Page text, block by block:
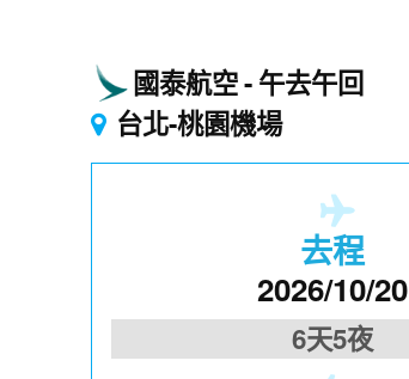
國泰航空 午去午回
台北-桃園機場
去程
2026/10/20
6天5夜